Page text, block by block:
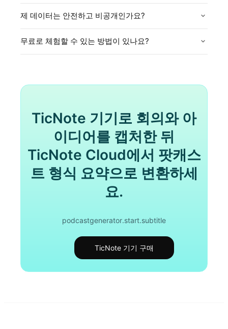
제 데이터는 안전하고 비공개인가요?
무료로 체험할 수 있는 방법이 있나요?
TicNote 기기로 회의와 아
이디어를 캡처한 뒤
TicNote Cloud에서 팟캐스
트 형식 요약으로 변환하세
요.
podcastgenerator.start.subtitle
TicNote 기기 구매